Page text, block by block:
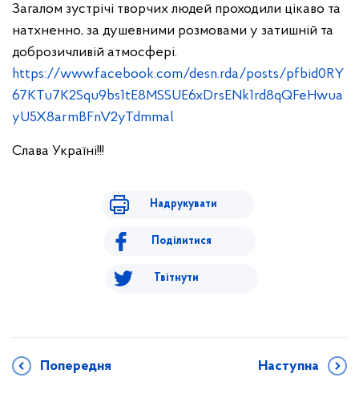
Загалом зустрічі творчих людей проходили цікаво та
натхненно, за душевними розмовами у затишній та
доброзичливій атмосфері.
https://www.facebook.com/desn.rda/posts/pfbid0RY
67KTu7K2Squ9bs1tE8MSSUE6xDrsENk1rd8qQFeHwua
yU5X8armBFnV2yTdmmal
Слава Україні!!!
Надрукувати
Поділитися
Твітнути
Попередня Наступна